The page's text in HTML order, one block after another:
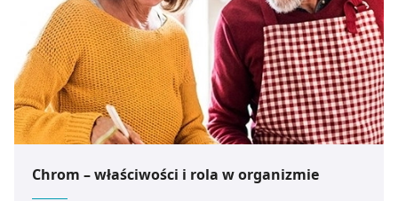
Chrom – właściwości i rola w organizmie